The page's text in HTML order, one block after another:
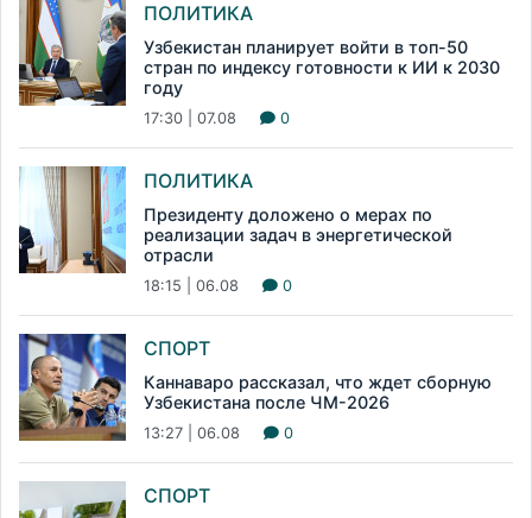
ПОЛИТИКА
Узбекистан планирует войти в топ-50
стран по индексу готовности к ИИ к 2030
году
17:30 | 07.08 0
ПОЛИТИКА
Президенту доложено о мерах по
реализации задач в энергетической
отрасли
18:15 | 06.08 0
СПОРТ
Каннаваро рассказал, что ждет сборную
Узбекистана после ЧМ-2026
13:27 | 06.08 0
СПОРТ